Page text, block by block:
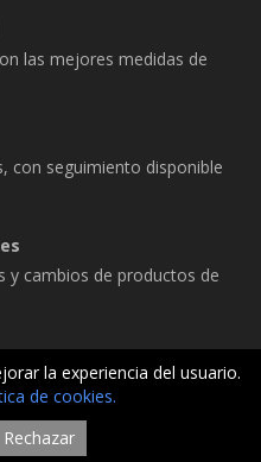
las mejores medidas de
con seguimiento disponible
y cambios de productos de
derechos reservados.
la experiencia del usuario.
de cookies.
Rechazar